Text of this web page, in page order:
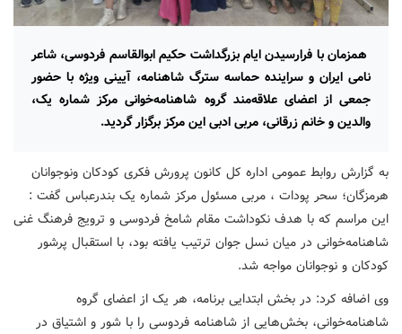
همزمان با فرارسیدن ایام بزرگداشت حکیم ابوالقاسم فردوسی، شاعر
نامی ایران و سراینده حماسه سترگ شاهنامه، آیینی ویژه با حضور
جمعی از اعضای علاقه‌مند گروه شاهنامه‌خوانی مرکز شماره یک،
والدین و خانم زرقانی، مربی ادبی این مرکز برگزار گردید.
به گزارش روابط عمومی اداره کل کانون پرورش فکری کودکان ونوجوانان
هرمزگان؛ سحر پودات ، مربی مسئول مرکز شماره یک بندرعباس گفت :
این مراسم که با هدف نکوداشت مقام شامخ فردوسی و ترویج فرهنگ غنی
شاهنامه‌خوانی در میان نسل جوان ترتیب یافته بود، با استقبال پرشور
کودکان و نوجوانان مواجه شد.
وی اضافه کرد: در بخش ابتدایی برنامه، هر یک از اعضای گروه
شاهنامه‌خوانی، بخش‌هایی از شاهنامه فردوسی را با شور و اشتیاق در